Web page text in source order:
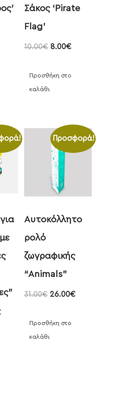
Σάκος ‘Pirate
Flag’
10.00€ 8.00€
Προσθήκη στο
καλάθι
Προσφορά!
Αυτοκόλλητο
ρολό
ζωγραφικής
“Animals”
31.00€ 26.00€
Προσθήκη στο
καλάθι